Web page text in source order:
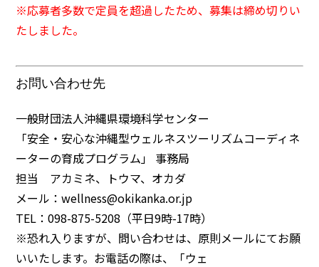
※応募者多数で定員を超過したため、募集は締め切りい
たしました。
お問い合わせ先
一般財団法人沖縄県環境科学センター
「安全・安心な沖縄型ウェルネスツーリズムコーディネ
ーターの育成プログラム」 事務局
担当 アカミネ、トウマ、オカダ
メール：wellness@okikanka.or.jp
TEL：098-875-5208（平日9時-17時）
※恐れ入りますが、問い合わせは、原則メールにてお願
いいたします。お電話の際は、「ウェ